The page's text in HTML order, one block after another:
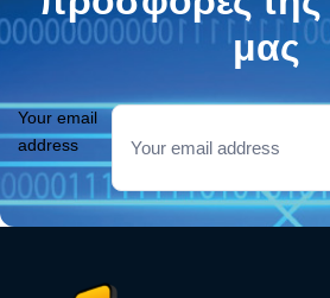
μας
Your email
address